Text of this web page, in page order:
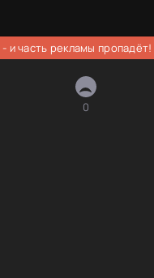
- и часть рекламы пропадёт!
0